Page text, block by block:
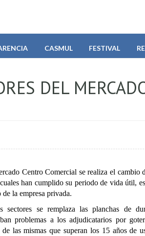
CASMUL FESTIVAL
DEL
Centro Comercial se realiza el cambio
han cumplido su periodo de vida útil,
de la empresa privada.
sectores se remplaza las planchas de
problemas a los adjudicatarios por
de las mismas que superan los 15 años de